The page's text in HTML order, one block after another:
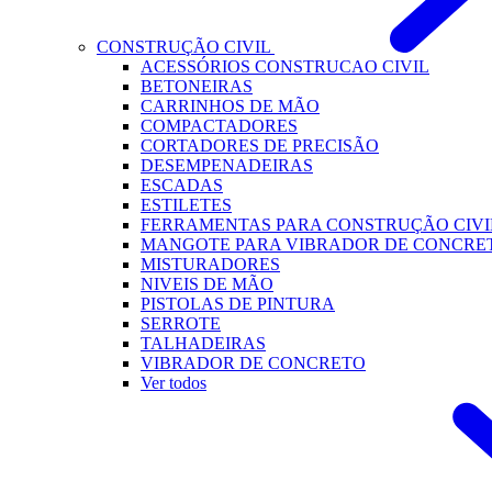
CONSTRUÇÃO CIVIL
ACESSÓRIOS CONSTRUCAO CIVIL
BETONEIRAS
CARRINHOS DE MÃO
COMPACTADORES
CORTADORES DE PRECISÃO
DESEMPENADEIRAS
ESCADAS
ESTILETES
FERRAMENTAS PARA CONSTRUÇÃO
MANGOTE PARA VIBRADOR DE
MISTURADORES
NIVEIS DE MÃO
PISTOLAS DE PINTURA
SERROTE
TALHADEIRAS
VIBRADOR DE CONCRETO
Ver todos